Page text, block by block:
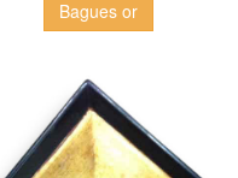
Bagues or